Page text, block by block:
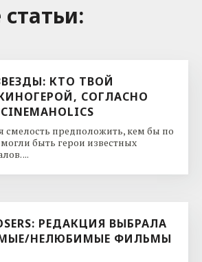
КТО ТВОЙ
СОГЛАСНО
смелость предположить, кем бы по
быть герои известных
...
РЕДАКЦИЯ ВЫБРАЛА
НЕЛЮБИМЫЕ ФИЛЬМЫ